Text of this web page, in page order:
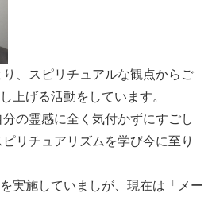
、スピリチュアルな観点からご
上げる活動をしています。
の霊感に全く気付かずにすごし
リチュアリズムを学び今に至り
実施していましが、現在は「メー